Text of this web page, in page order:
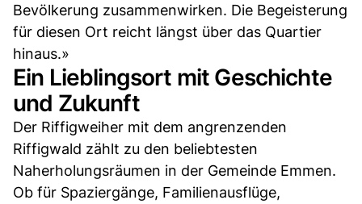
Bevölkerung zusammenwirken. Die Begeisterung
für diesen Ort reicht längst über das Quartier
hinaus.»
Ein Lieblingsort mit Geschichte
und Zukunft
Der Riffigweiher mit dem angrenzenden
Riffigwald zählt zu den beliebtesten
Naherholungsräumen in der Gemeinde Emmen.
Ob für Spaziergänge, Familienausflüge,